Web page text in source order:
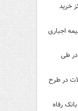
خرید
اجباری
در طی
در طرح
رفاه